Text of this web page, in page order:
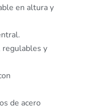
en altura y
y
de acero